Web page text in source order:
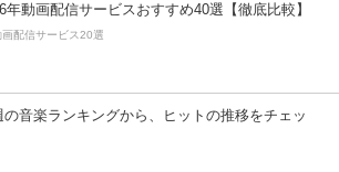
年動画配信サービスおすすめ40選【徹底比較】
画配信サービス20選
の音楽ランキングから、ヒットの推移をチェッ